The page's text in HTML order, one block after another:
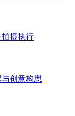
摄执行
创意构思